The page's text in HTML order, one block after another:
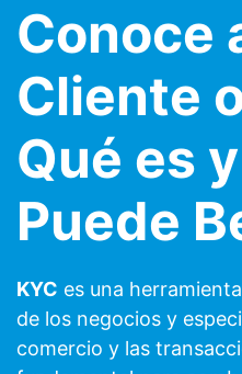
Conoce
Cliente
Qué es
Puede
KYC es una
de los negocios y
comercio y las